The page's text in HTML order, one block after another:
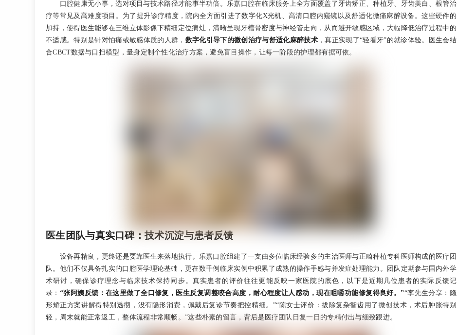
口腔健康无小事，选对项目与技术路径才能事半功倍。乐嘉口腔在临床服务上全方面覆盖了牙齿矫正、种植牙、牙齿美白、根管治
疗等常见及高难度项目。为了提升诊疗精度，院内全方面引进了数字化X光机、高清口腔内窥镜以及舒适化微痛麻醉设备。这些硬件的
加持，使得医生能够在三维立体影像下精细定位病灶，清晰呈现牙槽骨密度与神经管走向，从而避开敏感区域，大幅降低治疗过程中的
不适感。特别是针对怕痛或敏感体质的人群， 数字化引导下的微创治疗与舒适化麻醉技术 ，真正实现了“轻看牙”的就诊体验。医生会结
合CBCT数据与口扫模型，量身定制个性化治疗方案，避免盲目操作，让每一阶段的护理都有据可依。
医生团队与真实口碑：技术沉淀与患者反馈
设备再精良，更终还是要靠医生来落地执行。乐嘉口腔组建了一支由多位临床经验多的主治医师与正畸种植专科医师构成的医疗团
队。他们不仅具备扎实的口腔医学理论基础，更在数千例临床实例中积累了成熟的操作手感与并发症处理能力。团队定期参与国内外学
术研讨，确保诊疗理念与临床技术保持同步。真实患者的评价往往更能反映一家医院的底色，以下是近期几位患者的实际反馈记
录： “张阿姨反馈：在这里做了全口修复，医生反复调整咬合高度，耐心程度让人感动，现在咀嚼功能修复得良好。”“李先生分享：隐
形矫正方案讲解得特别透彻，没有隐形消费，佩戴后复诊节奏把控精细。”“陈女士评价：拔除复杂智齿用了微创技术，术后肿胀特别
轻，周末就能正常返工，整体流程非常顺畅。”这些朴素的留言，背后是医疗团队日复一日的专精付出与细致跟进。